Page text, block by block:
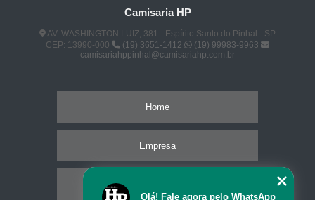
Camisaria HP
AV. WASHINGTON LUIZ, 381 - Espírito Santo do Pinhal - SP
CEP: 13990-000
(19) 3651-1412
(19) 99983-9963
camisariahppinhal@camisariahp.com.br
Home
Empresa
Olá! Fale agora pelo WhatsApp